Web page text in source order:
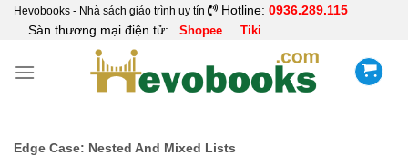
SkipHevobooks - Nhà sách giáo trình uy tín Hotline: 0936.289.115
Sàn thương mại điện tử: Shopee Tiki
Edge Case: Nested And Mixed Lists